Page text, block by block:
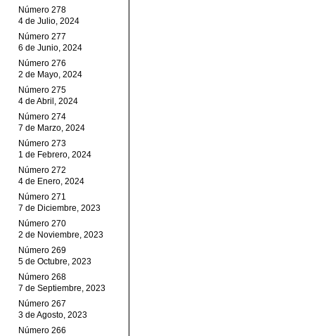
Número 278
4 de Julio, 2024
Número 277
6 de Junio, 2024
Número 276
2 de Mayo, 2024
Número 275
4 de Abril, 2024
Número 274
7 de Marzo, 2024
Número 273
1 de Febrero, 2024
Número 272
4 de Enero, 2024
Número 271
7 de Diciembre, 2023
Número 270
2 de Noviembre, 2023
Número 269
5 de Octubre, 2023
Número 268
7 de Septiembre, 2023
Número 267
3 de Agosto, 2023
Número 266